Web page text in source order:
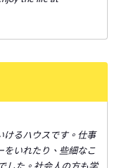
けるハウスです。仕事
をいれたり、些細なこ